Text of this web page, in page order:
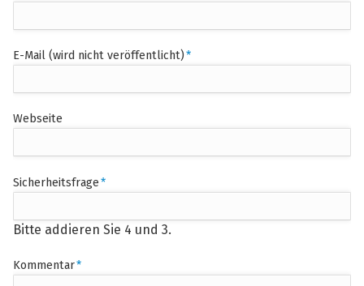
Pflichtfeld
E-Mail (wird nicht veröffentlicht)*
Webseite
Pflichtfeld
Sicherheitsfrage*
Bitte addieren Sie 4 und 3.
Pflichtfeld
Kommentar*